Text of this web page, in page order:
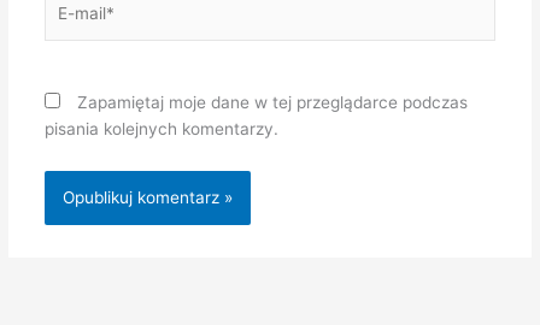
mail*
Zapamiętaj moje dane w tej przeglądarce podczas
pisania kolejnych komentarzy.